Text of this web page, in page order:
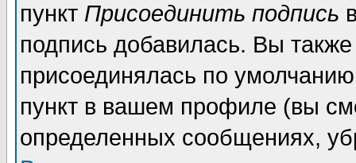
пункт Присоединить подпись
подпись добавилась. Вы
присоединялась по
пункт в вашем профиле (вы
определенных сообщениях,